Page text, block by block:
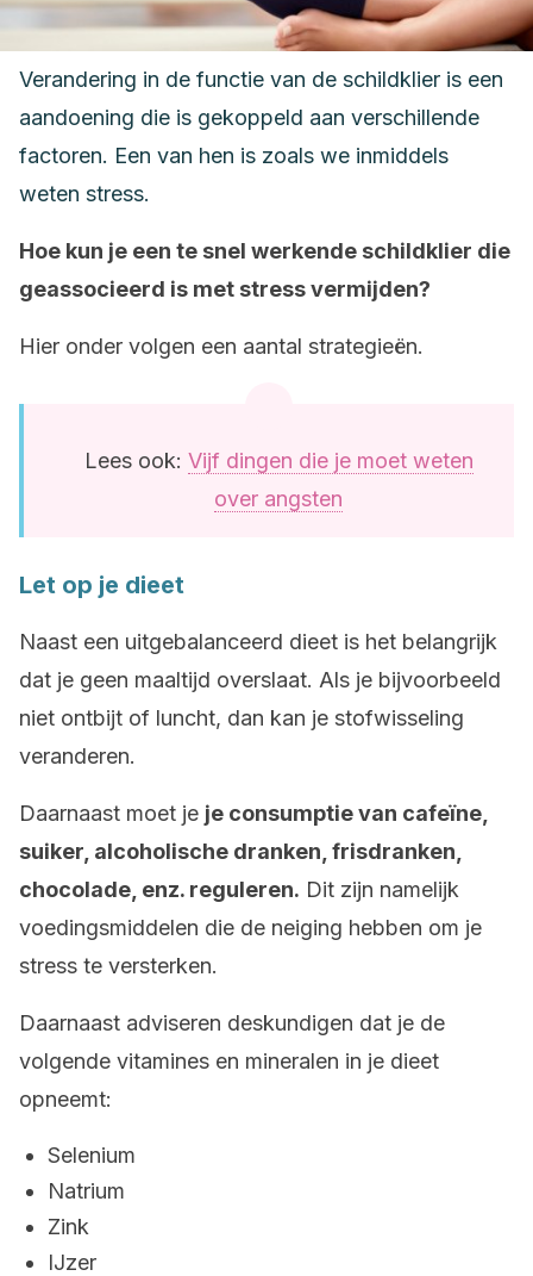
Verandering in de functie van de schildklier is een
aandoening die is gekoppeld aan verschillende
factoren. Een van hen is zoals we inmiddels
weten stress.
Hoe kun je een te snel werkende schildklier die
geassocieerd is met stress vermijden?
Hier onder volgen een aantal strategieën.
Lees ook: Vijf dingen die je moet weten
over angsten
Let op je dieet
Naast een uitgebalanceerd dieet is het belangrijk
dat je geen maaltijd overslaat. Als je bijvoorbeeld
niet ontbijt of luncht, dan kan je stofwisseling
veranderen.
Daarnaast moet je je consumptie van cafeïne,
suiker, alcoholische dranken, frisdranken,
chocolade, enz. reguleren. Dit zijn namelijk
voedingsmiddelen die de neiging hebben om je
stress te versterken.
Daarnaast adviseren deskundigen dat je de
volgende vitamines en mineralen in je dieet
opneemt:
Selenium
Natrium
Zink
IJzer